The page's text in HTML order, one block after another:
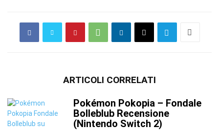
ARTICOLI CORRELATI
Pokémon Pokopia – Fondale
Bolleblub Recensione
(Nintendo Switch 2)